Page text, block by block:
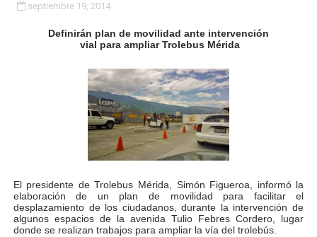
Gobierno bolivariano avanza en la transformación del
Niños merideños aprenden sobre gaita de tambora
Hospital universitario muestra sus avances en visita
Instituto Nacional de Nutrición celebra Semana
Gobernación de Mérida fortalece el desarrollo
Corposalud inició talleres para aspirantes al curso de
septiembre 19, 2014
Definirán plan de movilidad ante intervención
vial para ampliar Trolebus Mérida
El presidente de Trolebus Mérida, Simón Figueroa, informó la
elaboración de un plan de movilidad para facilitar el
desplazamiento de los ciudadanos, durante la intervención de
algunos espacios de la avenida Tulio Febres Cordero, lugar
donde se realizan trabajos para ampliar la vía del trolebús.